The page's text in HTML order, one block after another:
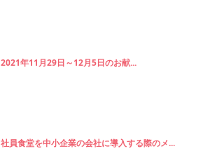
2021年11月29日～12月5日のお献...
社員食堂を中小企業の会社に導入する際のメ...